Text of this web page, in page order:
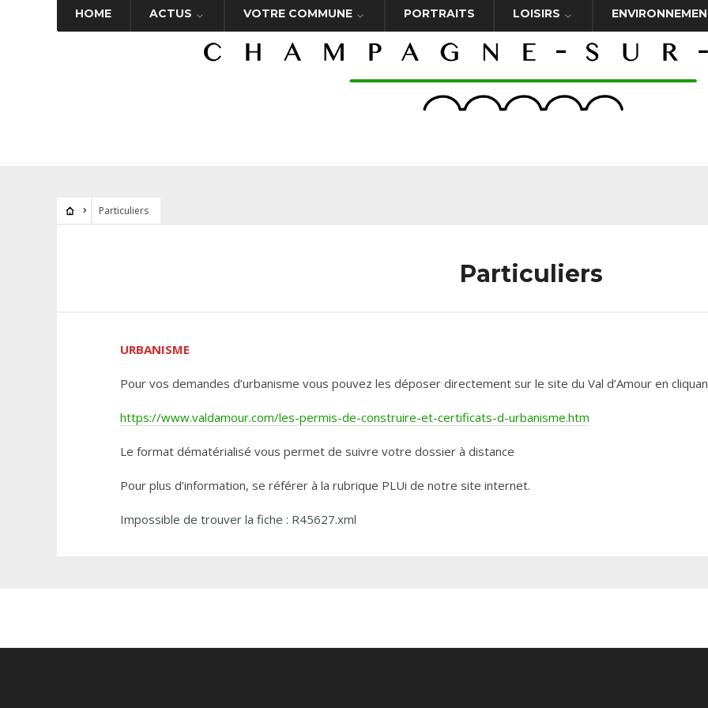
HOME ACTUS VOTRE COMMUNE PORTRAITS LOISIRS
Particuliers
Particuliers
URBANISME
Pour vos demandes d’urbanisme vous pouvez les déposer directement sur le site du Val d’Amour en
https://www.valdamour.com/les-permis-de-construire-et-certificats-d-urbanisme.htm
Le format dématérialisé vous permet de suivre votre dossier à distance
Pour plus d’information, se référer à la rubrique PLUi de notre site internet.
Impossible de trouver la fiche : R45627.xml